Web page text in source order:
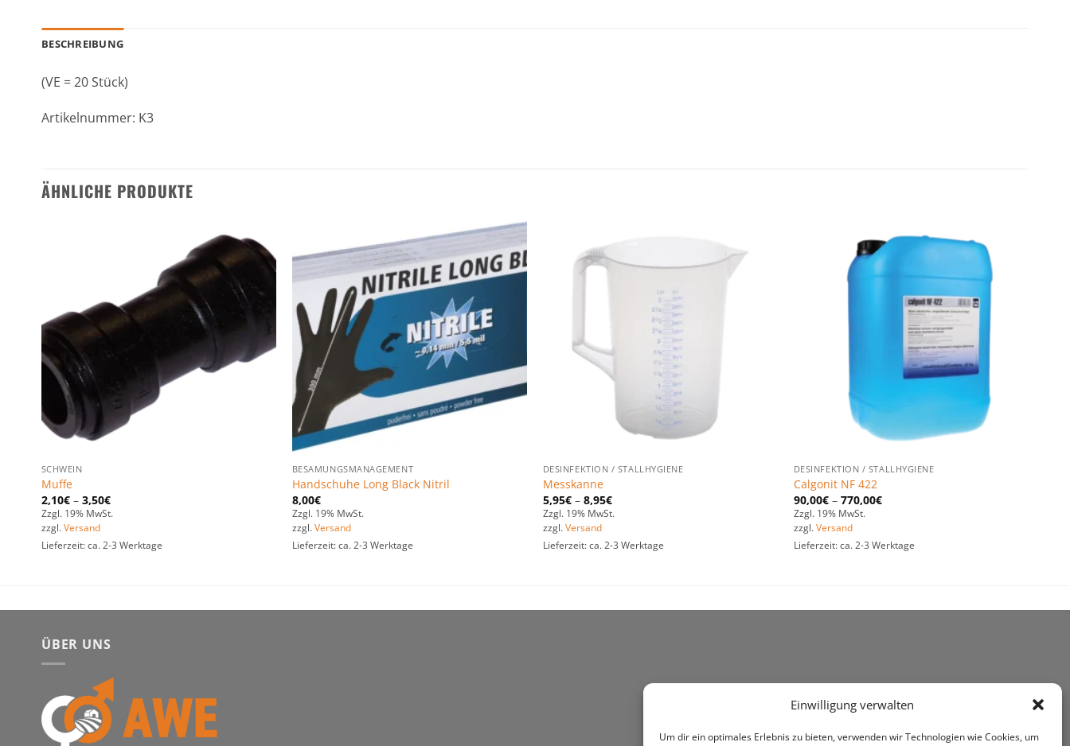
Einwilligung verwalten
Um dir ein optimales Erlebnis zu bieten, verwenden wir Technologien wie Cookies, um
BESCHREIBUNG
(VE = 20 Stück)
Artikelnummer: K3
ÄHNLICHE PRODUKTE
Zu den
hinzufügen
SCHWEIN
Muffe
2,10€– 3,50€
Zzgl. 19% MwSt.
zzgl. Versand
Lieferzeit: ca. 2-3 Werktage
Zu den
Favoriten
hinzufügen
BESAMUNGSMANAGEMENT
Handschuhe Long Black Nitril
8,00€
Zzgl. 19% MwSt.
zzgl. Versand
Lieferzeit: ca. 2-3 Werktage
Zu den
Favoriten
DESINFEKTION / STALLHYGIENE
Messkanne
5,95€– 8,95€
Zzgl. 19% MwSt.
zzgl. Versand
Lieferzeit: ca. 2-3 Werktage
Zu den
Favoriten
hinzufügen
DESINFEKTION / STALLHYGIENE
Calgonit NF 422
90,00€– 770,00€
Zzgl. 19% MwSt.
zzgl. Versand
Lieferzeit: ca. 2-3 Werktage
ÜBER UNS